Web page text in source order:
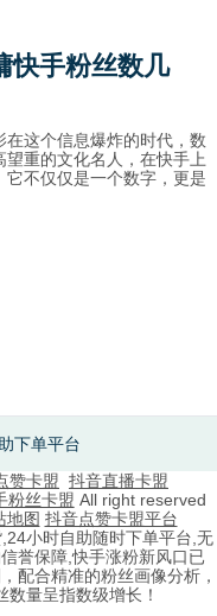
快手粉丝数几
这个信息爆炸的时代，数
重的文化名人，在快手上
不仅仅是一个数字，更是
下单平台
赞卡盟 抖音直播卡盟
粉丝卡盟 All right reserved
地图 抖音点赞卡盟平台
小时自助随时下单平台,无
誉保障,快手涨粉新风口已
配合精准的粉丝画像分析，
量呈指数级增长！